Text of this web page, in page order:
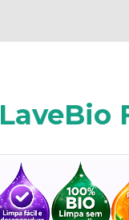
LaveBio